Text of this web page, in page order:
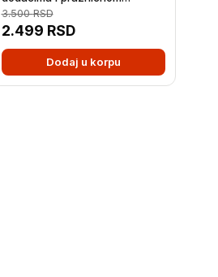
muzikom
2.499 RSD
3.500RSD
Dodaj u korpu